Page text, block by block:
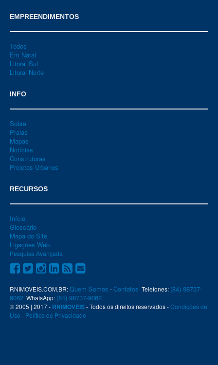
EMPREENDIMENTOS
Todos
Em Natal
Litoral Sul
Litoral Norte
INFO
Sobre
Praias
Mapas
Notícias
Construtoras
Projetos Urbanos
RECURSOS
Início
Glossário
Mapa do Site
Ligações Web
Pesquisa Avançada
RNIMOVEIS.COM.BR:Quem Somos -Contatos Telefones: (84) 98737-
9062 WhatsApp: (84) 98737-9062
© 2005 | 2017 - RNIMOVEIS- Todos os direitos reservados -Condições de
Uso - Política de Privacidade